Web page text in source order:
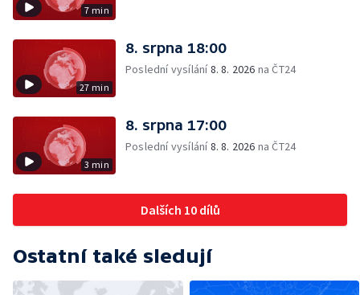
7 min
27 min
8. srpna 18:00
Poslední vysílání8. 8. 2026 na ČT24
3 min
8. srpna 17:00
Poslední vysílání8. 8. 2026 na ČT24
Dalších 10 dílů
Ostatní také sledují